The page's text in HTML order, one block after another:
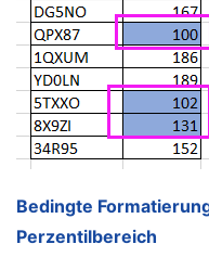
Bedingte
Perzentilbereich